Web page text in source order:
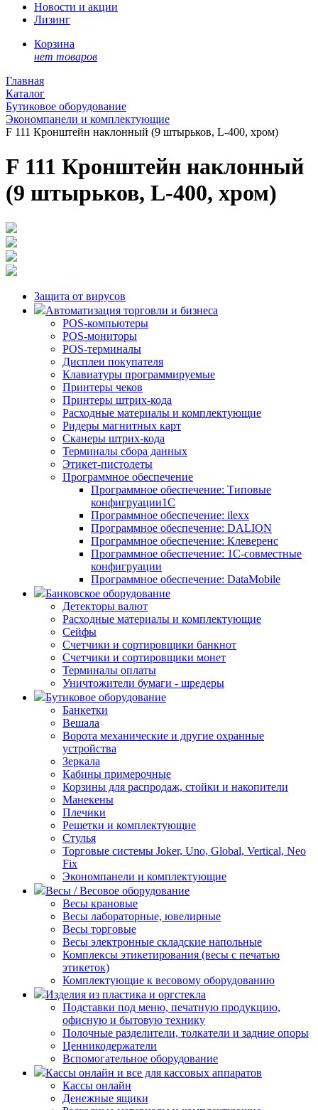
Новости и акции
Лизинг
Корзина
нет товаров
Главная
Каталог
Бутиковое оборудование
Экономпанели и комплектующие
F 111 Кронштейн наклонный (9 штырьков, L-400, хром)
F 111 Кронштейн наклонный
(9 штырьков, L-400, хром)
Защита от вирусов
Автоматизация торговли и бизнеса
POS-компьютеры
POS-мониторы
POS-терминалы
Дисплеи покупателя
Клавиатуры программируемые
Принтеры чеков
Принтеры штрих-кода
Расходные материалы и комплектующие
Ридеры магнитных карт
Сканеры штрих-кода
Терминалы сбора данных
Этикет-пистолеты
Программное обеспечение
Программное обеспечение: Типовые
конфигруации1С
Программное обеспечение: ilexx
Программное обеспечение: DALION
Программное обеспечение: Клеверенс
Программное обеспечение: 1С-совместные
конфигруации
Программное обеспечение: DataMobile
Банковское оборудование
Детекторы валют
Расходные материалы и комплектующие
Сейфы
Счетчики и сортировщики банкнот
Счетчики и сортировщики монет
Терминалы оплаты
Уничтожители бумаги - шредеры
Бутиковое оборудование
Банкетки
Вешала
Ворота механические и другие охранные
устройства
Зеркала
Кабины примерочные
Корзины для распродаж, стойки и накопители
Манекены
Плечики
Решетки и комплектующие
Стулья
Торговые системы Joker, Uno, Global, Vertical, Neo
Fix
Экономпанели и комплектующие
Весы / Весовое оборудование
Весы крановые
Весы лабораторные, ювелирные
Весы торговые
Весы электронные складские напольные
Комплексы этикетирования (весы с печатью
этикеток)
Комплектующие к весовому оборудованию
Изделия из пластика и оргстекла
Подставки под меню, печатную продукцию,
офисную и бытовую технику
Полочные разделители, толкатели и задние опоры
Ценникодержатели
Вспомогательное оборудование
Кассы онлайн и все для кассовых аппаратов
Кассы онлайн
Денежные ящики